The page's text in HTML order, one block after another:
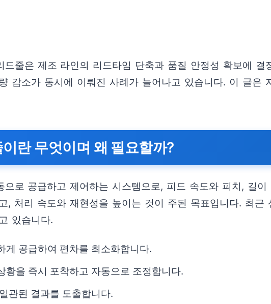
줄은 제조 라인의 리드타임 단축과 품질 안정성 확보에
감소가 동시에 이뤄진 사례가 늘어나고 있습니다. 이 글은
란 무엇이며 왜 필요할까?
로 공급하고 제어하는 시스템으로, 피드 속도와 피치, 길
, 처리 속도와 재현성을 높이는 것이 주된 목표입니다. 최근
있습니다.
게 공급하여 편차를 최소화합니다.
황을 즉시 포착하고 자동으로 조정합니다.
관된 결과를 도출합니다.